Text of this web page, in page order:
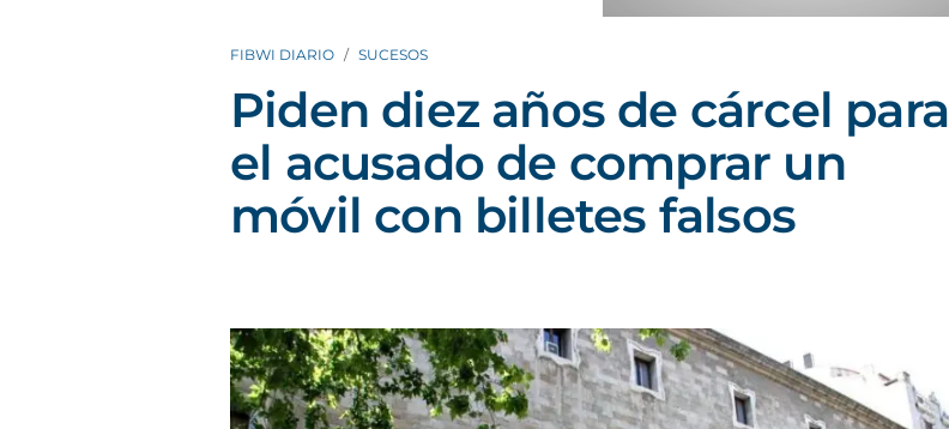
FIBWI DIARIO SUCESOS
Piden diez años de cárcel para
el acusado de comprar un
móvil con billetes falsos